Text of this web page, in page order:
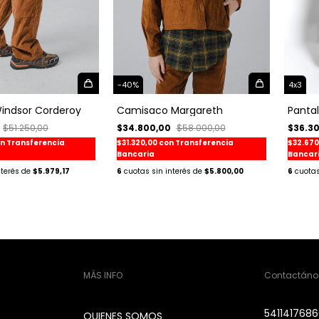
Corderoy
$51.250,00
Transferencia
$5.979,17
-40%
Camisaco Margareth
$34.800,00 $58.000,00
$31.320,00 con Transferencia
Bancaria
6
$5.800,00
4x3
6
MÁS INFO
QUIENES SOMOS